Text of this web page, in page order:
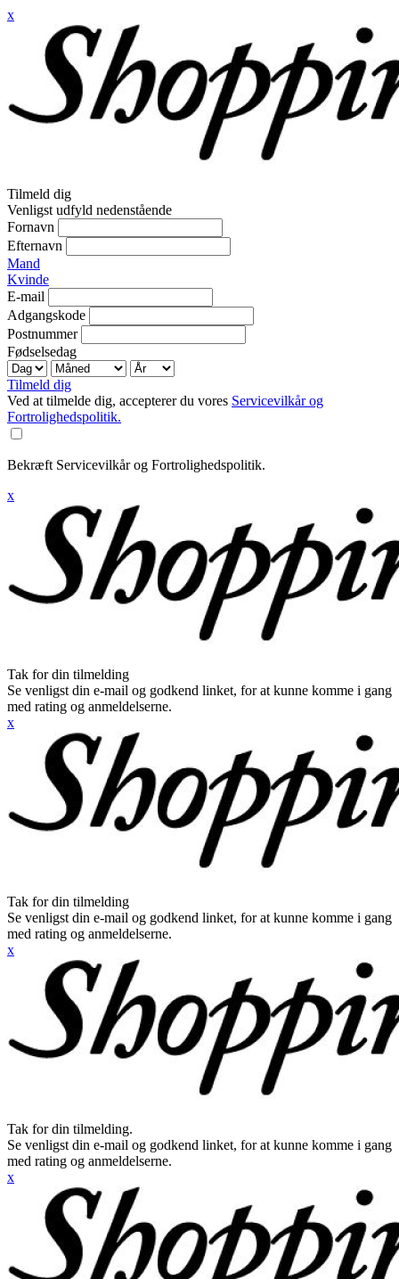
x
Tilmeld dig
Venligst udfyld nedenstående
Fornavn
Efternavn
Mand
Kvinde
E-mail
Adgangskode
Postnummer
Fødselsedag
Tilmeld dig
Ved at tilmelde dig, accepterer du vores Servicevilkår og
Fortrolighedspolitik.
Bekræft Servicevilkår og Fortrolighedspolitik.
x
Tak for din tilmelding
Se venligst din e-mail og godkend linket, for at kunne komme i gang
med rating og anmeldelserne.
x
Tak for din tilmelding
Se venligst din e-mail og godkend linket, for at kunne komme i gang
med rating og anmeldelserne.
x
Tak for din tilmelding.
Se venligst din e-mail og godkend linket, for at kunne komme i gang
med rating og anmeldelserne.
x